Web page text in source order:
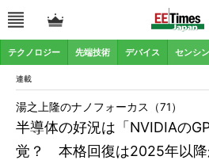
テクノロジー 先端技術 デバイス センシ
連載
半導体の好況は「NVIDIAの
覚？ 本格回復は2025年以
湯之上隆のナノフォーカス（71）